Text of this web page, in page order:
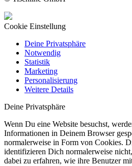
Cookie Einstellung
Deine Privatsphäre
Notwendig
Statistik
Marketing
Personalisierung
Weitere Details
Deine Privatsphäre
Wenn Du eine Website besuchst,
Informationen in Deinem Browser
normalerweise in Form von Cookies.
identifizieren Dich normalerweise
dabei zu erfahren, wie ihre Benutzer